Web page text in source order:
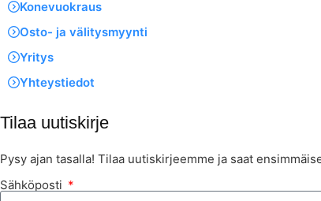
Konevuokraus
Osto- ja välitysmyynti
Yritys
Yhteystiedot
Tilaa uutiskirje
Pysy ajan tasalla! Tilaa uutiskirjeemme ja saat
Sähköposti